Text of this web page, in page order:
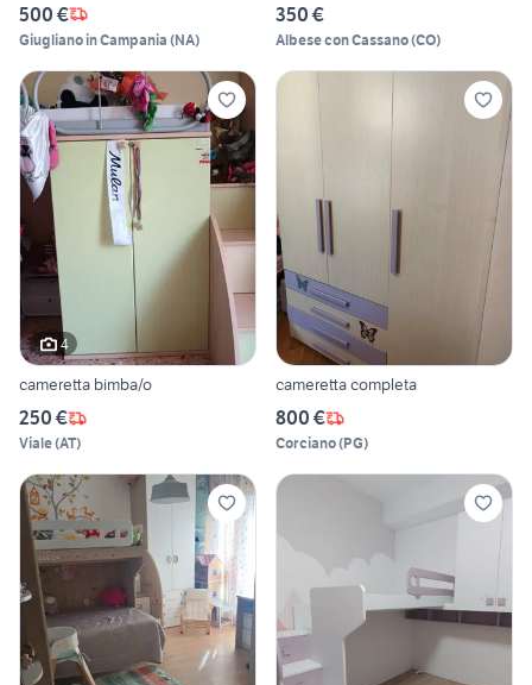
500 €
Giugliano in Campania (NA)
350 €
Albese con Cassano(CO)
4
cameretta bimba/o
250 €
Viale(AT)
cameretta completa
800 €
Corciano(PG)